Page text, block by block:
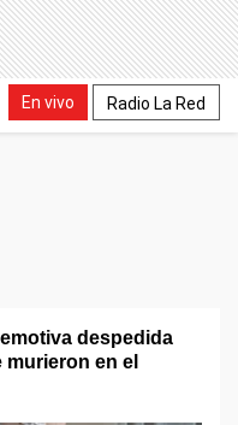
En vivo Radio La Red
despedida
en el